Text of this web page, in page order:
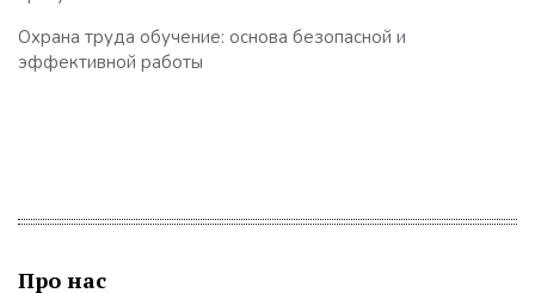
Охрана труда обучение: основа безопасной и
эффективной работы
Про нас